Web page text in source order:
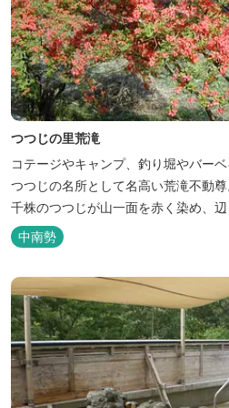
つつじの里荒滝
コテージやキャンプ、釣り堀やバー
つつじの名所として名高い荒滝不動
千株のつつじが山一面を赤く染め、
ラストを織り成します。 松阪の観光情報は、松阪観光インフォメー
ションサイト ワクワク松阪 ...
中南勢